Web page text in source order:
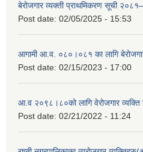
बेरोजगार व्यक्ती प्राथमिकरण सूची
Post date: 02/05/2025 - 15:53
आगामी आ.व. ०८०।०८१ का लागि
Post date: 02/15/2023 - 17:00
आ.व २०९८।८०को लागि वेरोजगार
Post date: 02/21/2022 - 11:24